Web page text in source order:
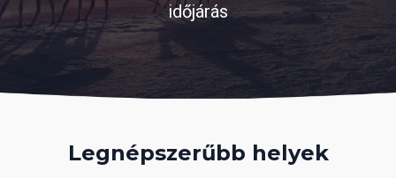
időjárás
Legnépszerűbb helyek